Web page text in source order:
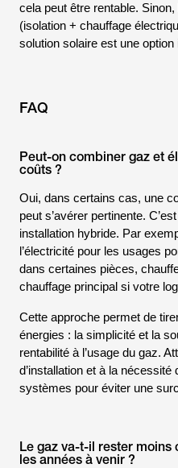
cela peut être rentable.
(isolation + chauffage
solution solaire est une option
FAQ
Peut-on combiner gaz et
coûts ?
Oui, dans certains cas, une
peut s’avérer pertinente.
installation hybride. Par
l’électricité pour les usages
dans certaines pièces,
chauffage principal si votre
Cette approche permet de
énergies : la simplicité et la
rentabilité à l’usage du gaz.
d’installation et à la nécessité
systèmes pour éviter une
Le gaz va-t-il rester moins
les années à venir ?